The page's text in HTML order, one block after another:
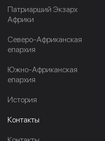
Патриарший Экзарх
Африки
Северо-Африканская
епархия
Южно-Африканская
епархия
История
Контакты